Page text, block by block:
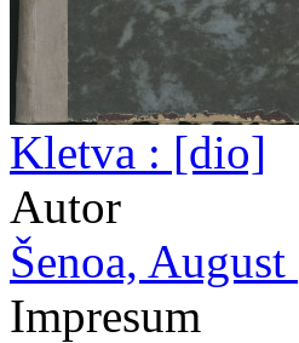
Kletva : [dio]
Autor
Šenoa,
Impresum